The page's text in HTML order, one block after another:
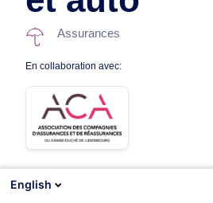
Assurances
En collaboration avec:
English